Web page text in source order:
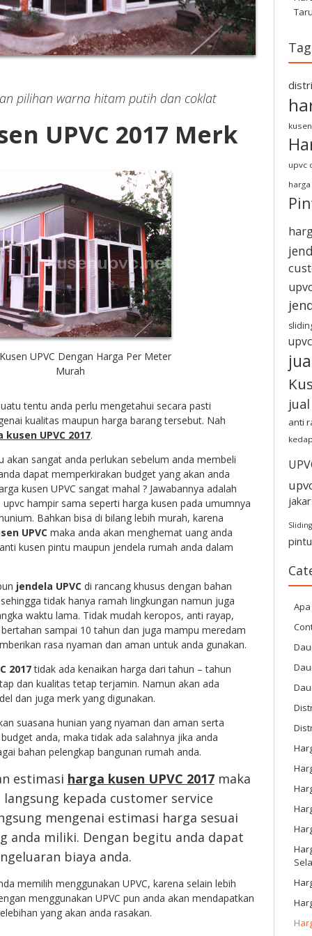
pilihan warna hitam putih dan coklat
UPVC 2017 Merk
UPVC Dengan Harga Per Meter
Murah
tentu anda perlu mengetahui secara pasti
kualitas maupun harga barang tersebut. Nah
kusen UPVC 2017.
akan sangat anda perlukan sebelum anda membeli
dapat memperkirakan budget yang akan anda
kusen UPVC sangat mahal ? Jawabannya adalah
hampir sama seperti harga kusen pada umumnya
Bahkan bisa di bilang lebih murah, karena
UPVCmaka anda akan menghemat uang anda
kusen pintu maupun jendela rumah anda dalam
jendela UPVCdi rancang khusus dengan bahan
tidak hanya ramah lingkungan namun juga
waktu lama. Tidak mudah keropos, anti rayap,
sampai 10 tahun dan juga mampu meredam
rasa nyaman dan aman untuk anda gunakan.
2017tidak ada kenaikan harga dari tahun – tahun
dan kualitas tetap terjamin. Namun akan ada
dan juga merk yang digunakan.
suasana hunian yang nyaman dan aman serta
anda, maka tidak ada salahnya jika anda
bahan pelengkap bangunan rumah anda.
estimasi harga kusen UPVC 2017maka
kepada customer service
mengenai estimasi harga sesuai
anda miliki. Dengan begitu anda dapat
biaya anda.
memilih menggunakan UPVC, karena selain lebih
menggunakan UPVC pun anda akan mendapatkan
yang akan anda rasakan.
upvc
anti
Sliding
Apa